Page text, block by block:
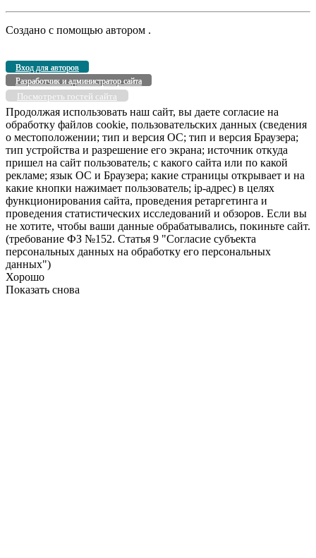
Создано с помощью автором .
Вход для авторов
Разработчик и администратор сайта
Посмотреть гостей сайта
Продолжая использовать наш сайт, вы даете согласие на
обработку файлов cookie, пользовательских данных (сведения
о местоположении; тип и версия ОС; тип и версия Браузера;
тип устройства и разрешение его экрана; источник откуда
пришел на сайт пользователь; с какого сайта или по какой
рекламе; язык ОС и Браузера; какие страницы открывает и на
какие кнопки нажимает пользователь; ip-адрес) в целях
функционирования сайта, проведения ретаргетинга и
проведения статистических исследований и обзоров. Если вы
не хотите, чтобы ваши данные обрабатывались, покиньте сайт.
(требование ФЗ №152. Статья 9 "Согласие субъекта
персональных данных на обработку его персональных
данных")
Хорошо
Показать снова